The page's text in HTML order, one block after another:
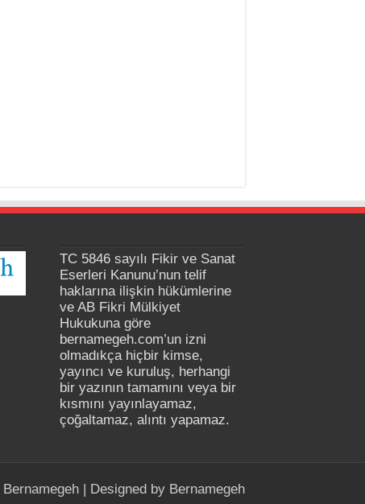
TC 5846 sayılı Fikir ve Sanat
Eserleri Kanunu’nun telif
haklarına ilişkin hükümlerine
ve AB Fikri Mülkiyet
Hukukuna göre
bernamegeh.com’un izni
olmadıkça hiçbir kimse,
yayıncı ve kuruluş, herhangi
bir yazının tamamını veya bir
kısmını yayınlayamaz,
çoğaltamaz, alıntı yapamaz.
Bernamegeh| Designed by Bernamegeh